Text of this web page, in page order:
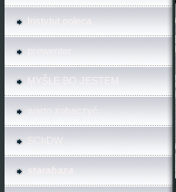
Instytut poleca
prewenter
MYŠLĘ BO JESTEM
warto zobaczyć
SChDW
starabaza